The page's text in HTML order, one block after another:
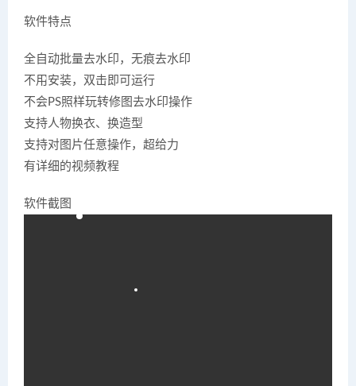
软件特点
全自动批量去水印，无痕去水印
不用安装，双击即可运行
不会PS照样玩转修图去水印操作
支持人物换衣、换造型
支持对图片任意操作，超给力
有详细的视频教程
软件截图